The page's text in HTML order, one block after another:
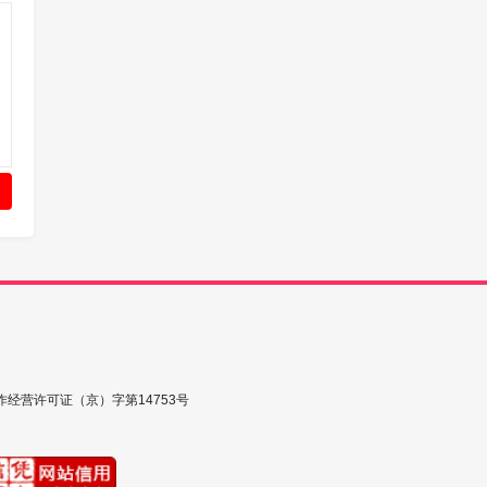
经营许可证（京）字第14753号